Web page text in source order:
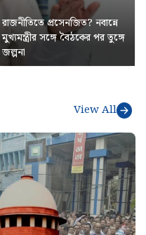
রাজনীতিতে প্রসেনজিত? নবান্নে
মুখ্যমন্ত্রীর সঙ্গে বৈঠকের পর তুঙ্গে
জল্পনা
View All